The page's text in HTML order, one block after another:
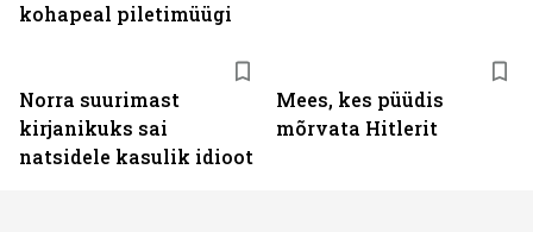
kohapeal piletimüügi
Norra suurimast
kirjanikuks sai
natsidele kasulik idioot
Mees, kes püüdis
mõrvata Hitlerit